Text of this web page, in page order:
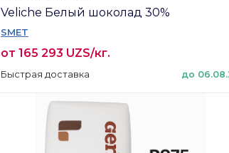
Veliche Белый шоколад 30%
SMET
от 165 293 UZS/кг.
Быстрая доставка до